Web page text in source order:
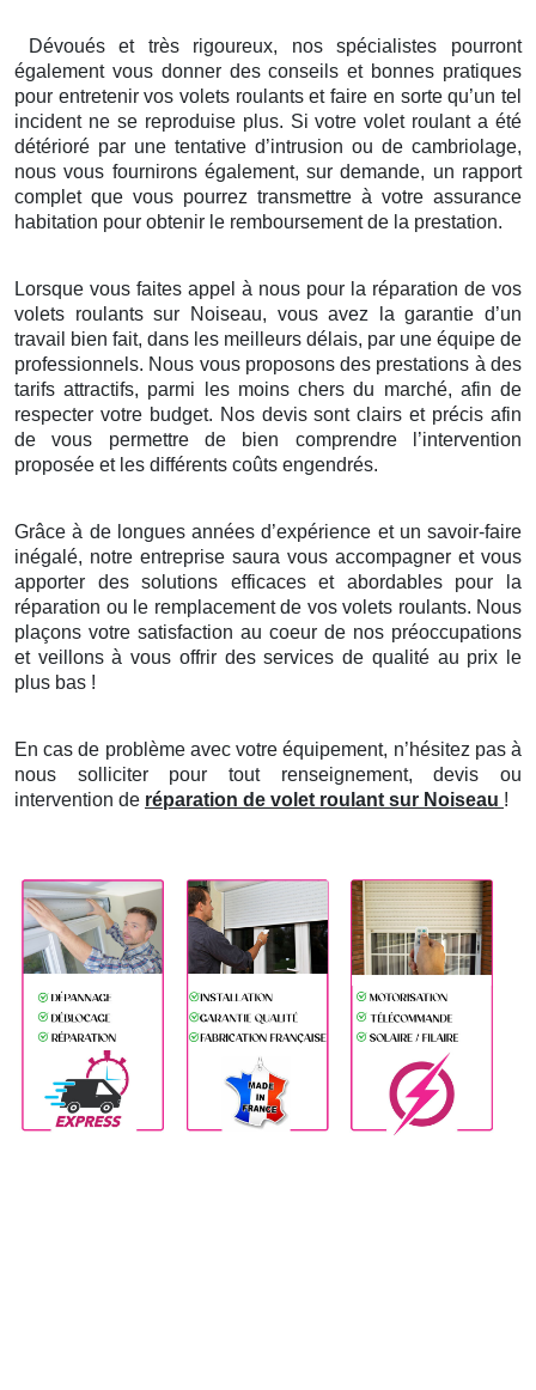
Dévoués et très rigoureux, nos spécialistes pourront
également vous donner des conseils et bonnes pratiques
pour entretenir vos volets roulants et faire en sorte qu’un tel
incident ne se reproduise plus. Si votre volet roulant a été
détérioré par une tentative d’intrusion ou de cambriolage,
nous vous fournirons également, sur demande, un rapport
complet que vous pourrez transmettre à votre assurance
habitation pour obtenir le remboursement de la prestation.
Lorsque vous faites appel à nous pour la réparation de vos
volets roulants sur Noiseau, vous avez la garantie d’un
travail bien fait, dans les meilleurs délais, par une équipe de
professionnels. Nous vous proposons des prestations à des
tarifs attractifs, parmi les moins chers du marché, afin de
respecter votre budget. Nos devis sont clairs et précis afin
de vous permettre de bien comprendre l’intervention
proposée et les différents coûts engendrés.
Grâce à de longues années d’expérience et un savoir-faire
inégalé, notre entreprise saura vous accompagner et vous
apporter des solutions efficaces et abordables pour la
réparation ou le remplacement de vos volets roulants. Nous
plaçons votre satisfaction au coeur de nos préoccupations
et veillons à vous offrir des services de qualité au prix le
plus bas !
En cas de problème avec votre équipement, n’hésitez pas à
nous solliciter pour tout renseignement, devis ou
intervention de réparation de volet roulant sur Noiseau !